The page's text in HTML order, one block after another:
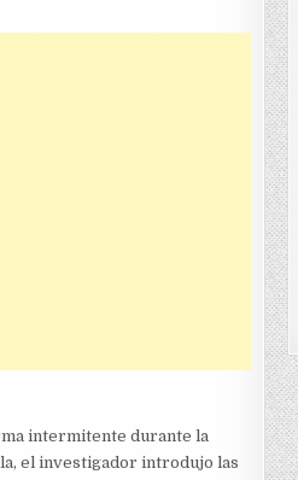
intermitente durante la
el investigador introdujo las